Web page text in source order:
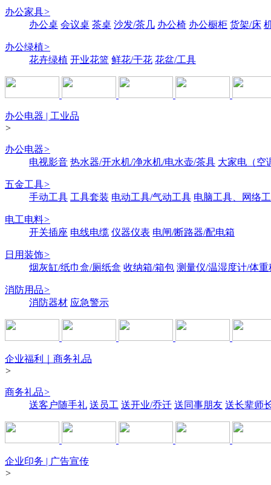
办公家具>
办公桌 会议桌 茶桌 沙发/茶几 办公椅 办公橱柜 货架/床
办公绿植>
花卉绿植 开业花篮 鲜花/干花 花盆/工具
办公电器 | 工业品
>
办公电器>
电视影音 热水器/开水机/净水机/电水壶/茶具 大家电（空
五金工具>
手动工具 工具套装 电动工具/气动工具 电脑工具、网络
电工电料>
开关插座 电线电缆 仪器仪表 电闸/断路器/配电箱
日用装饰>
烟灰缸/纸巾盒/厕纸盒 收纳箱/箱包 测量仪/温湿度计/体重
消防用品>
消防器材 应急警示
企业福利｜商务礼品
>
商务礼品>
送客户随手礼 送员工 送开业/乔迁 送同事朋友 送长辈师
企业印务 | 广告宣传
>